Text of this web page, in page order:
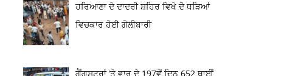
ਹਰਿਆਣਾ ਦੇ ਦਾਦਰੀ ਸ਼ਹਿਰ ਵਿਖੇ ਦੋ ਧੜਿਆਂ
ਵਿਚਕਾਰ ਹੋਈ ਗੋਲੀਬਾਰੀ
ਗੈਂਗਸਟਰਾਂ ‘ਤੇ ਵਾਰ ਦੇ 197ਵੇਂ ਦਿਨ 652 ਥਾਈਂ